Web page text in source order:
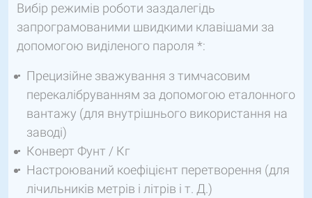
Вибір режимів роботи заздалегідь
запрограмованими швидкими клавішами за
допомогою виділеного пароля *:
Прецизійне зважування з тимчасовим
перекалібруванням за допомогою еталонного
вантажу (для внутрішнього використання на
заводі)
Конверт Фунт / Кг
Настроюваний коефіцієнт перетворення (для
лічильників метрів і літрів і т. Д.)